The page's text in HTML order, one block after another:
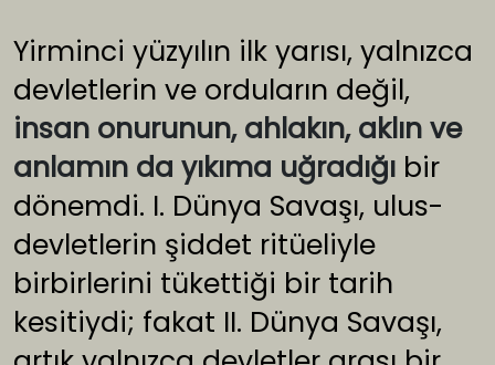
Yirminci yüzyılın ilk yarısı, yalnızca
devletlerin ve orduların değil,
insan onurunun, ahlakın, aklın ve
anlamın da yıkıma uğradığı bir
dönemdi. I. Dünya Savaşı, ulus-
devletlerin şiddet ritüeliyle
birbirlerini tükettiği bir tarih
kesitiydi; fakat II. Dünya Savaşı,